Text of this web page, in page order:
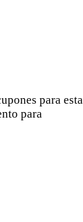
para esta
para